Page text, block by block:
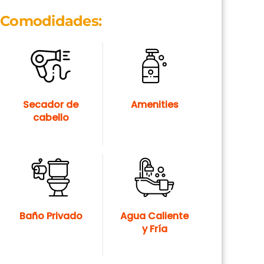
Comodidades:
Secador de
cabello
Amenities
Baño Privado
Agua Caliente
y Fría